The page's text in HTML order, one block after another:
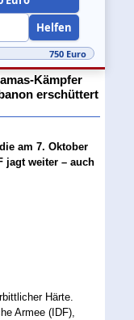
Helfen
750 Euro
Kämpfer
erschüttert
am 7. Oktober
jagt weiter – auch
Härte.
Armee (IDF),